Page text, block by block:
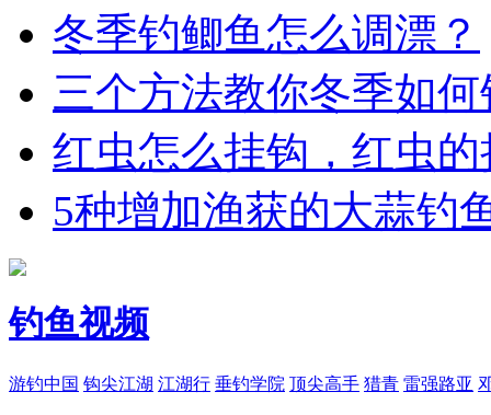
冬季钓鲫鱼怎么调漂？
三个方法教你冬季如
红虫怎么挂钩，红虫
5种增加渔获的大蒜钓
钓鱼视频
游钓中国 钩尖江湖 江湖行 垂钓学院 顶尖高手 猎青 雷强路亚